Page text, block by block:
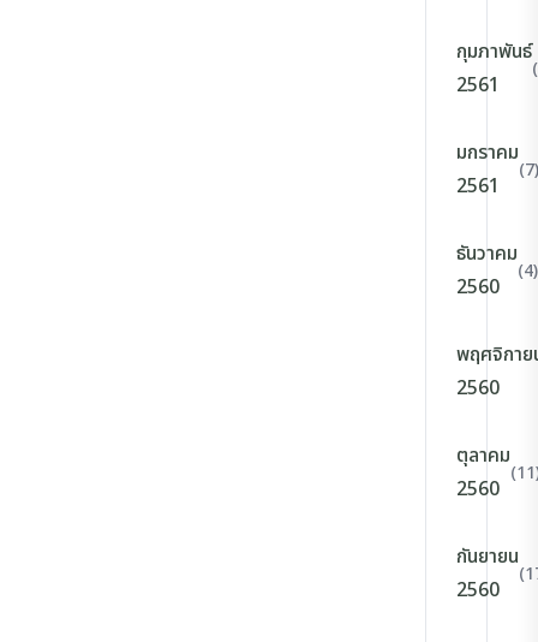
กุมภาพันธ์
2561
มกราคม
2561
(7)
ธันวาคม
2560
(4)
พฤศจิกาย
2560
ตุลาคม
2560
กันยายน
2560